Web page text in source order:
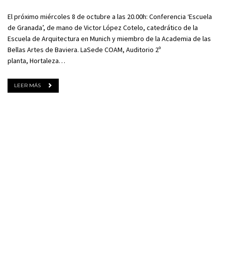
El próximo miércoles 8 de octubre a las 20.00h: Conferencia ‘Escuela
de Granada’, de mano de Victor López Cotelo, catedrático de la
Escuela de Arquitectura en Munich y miembro de la Academia de las
Bellas Artes de Baviera. LaSede COAM, Auditorio 2º
planta, Hortaleza…
LEER MÁS